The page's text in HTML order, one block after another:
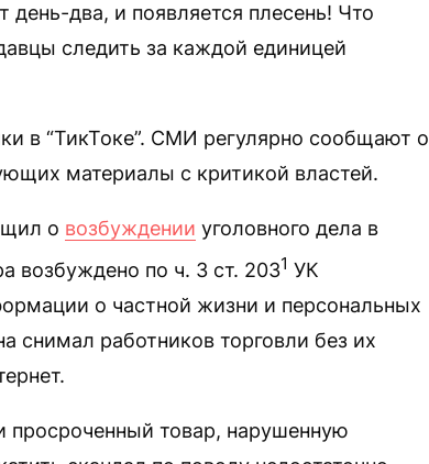
два, и появляется плесень! Что
следить за каждой единицей
в “ТикТоке”. СМИ регулярно сообщают о
материалы с критикой властей.
о возбуждении уголовного дела в
возбуждено по ч. 3 ст. 2031 УК
о частной жизни и персональных
работников торговли без их
просроченный товар, нарушенную